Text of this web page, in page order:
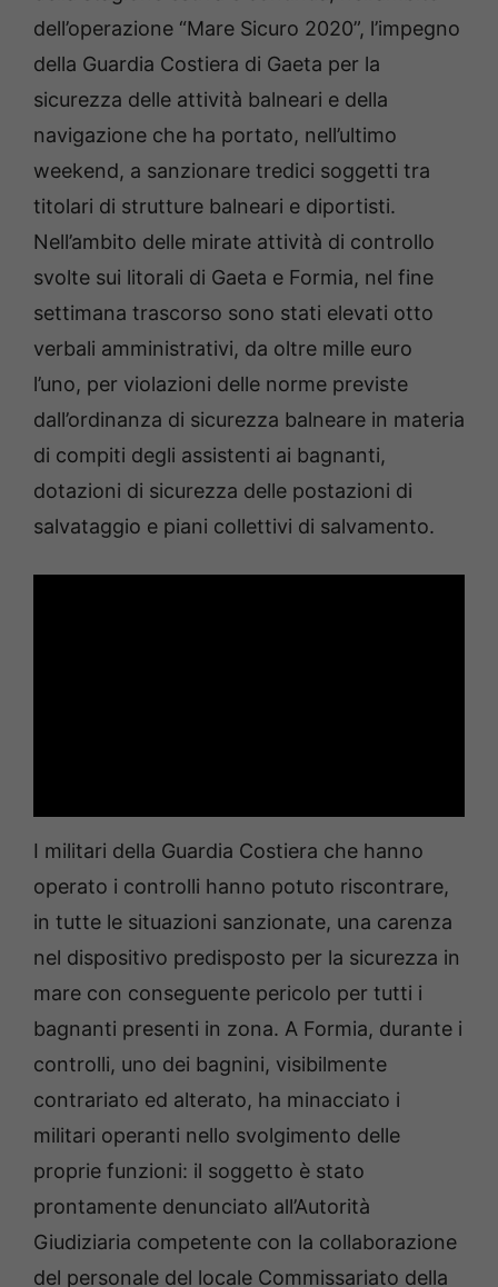
dell’operazione “Mare Sicuro 2020”, l’impegno
della Guardia Costiera di Gaeta per la
sicurezza delle attività balneari e della
navigazione che ha portato, nell’ultimo
weekend, a sanzionare tredici soggetti tra
titolari di strutture balneari e diportisti.
Nell’ambito delle mirate attività di controllo
svolte sui litorali di Gaeta e Formia, nel fine
settimana trascorso sono stati elevati otto
verbali amministrativi, da oltre mille euro
l’uno, per violazioni delle norme previste
dall’ordinanza di sicurezza balneare in materia
di compiti degli assistenti ai bagnanti,
dotazioni di sicurezza delle postazioni di
salvataggio e piani collettivi di salvamento.
I militari della Guardia Costiera che hanno
operato i controlli hanno potuto riscontrare,
in tutte le situazioni sanzionate, una carenza
nel dispositivo predisposto per la sicurezza in
mare con conseguente pericolo per tutti i
bagnanti presenti in zona. A Formia, durante i
controlli, uno dei bagnini, visibilmente
contrariato ed alterato, ha minacciato i
militari operanti nello svolgimento delle
proprie funzioni: il soggetto è stato
prontamente denunciato all’Autorità
Giudiziaria competente con la collaborazione
del personale del locale Commissariato della